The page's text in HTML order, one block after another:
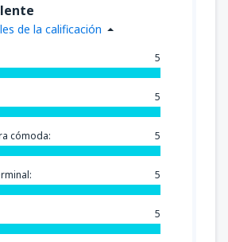
de la calificación
5
5
cómoda: 5
5
5